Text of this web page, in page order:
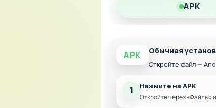
APK
APK Обычная
Откройте файл —
1 Нажмите на APK
Откройте через «Файлы»